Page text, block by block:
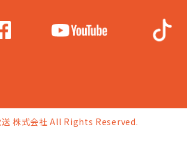
株式会社 All Rights Reserved.